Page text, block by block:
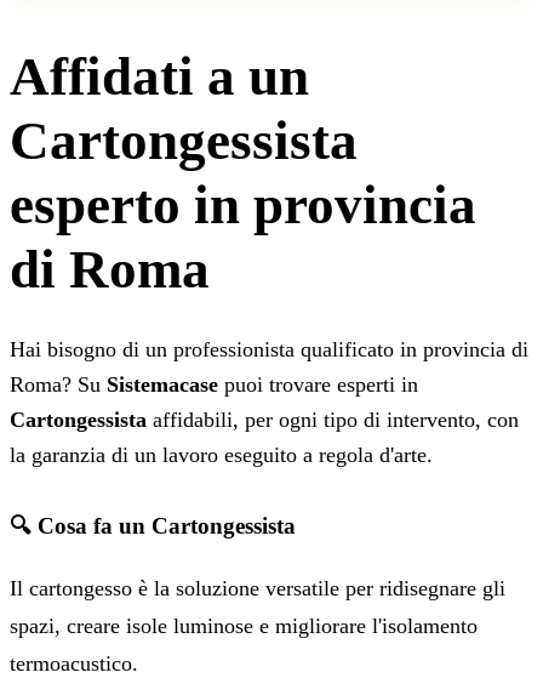
Affidati a un
Cartongessista
esperto in provincia
di Roma
Hai bisogno di un professionista qualificato in provincia di
Roma? Su Sistemacase puoi trovare esperti in
Cartongessista affidabili, per ogni tipo di intervento, con
la garanzia di un lavoro eseguito a regola d'arte.
🔍 Cosa fa un Cartongessista
Il cartongesso è la soluzione versatile per ridisegnare gli
spazi, creare isole luminose e migliorare l'isolamento
termoacustico.